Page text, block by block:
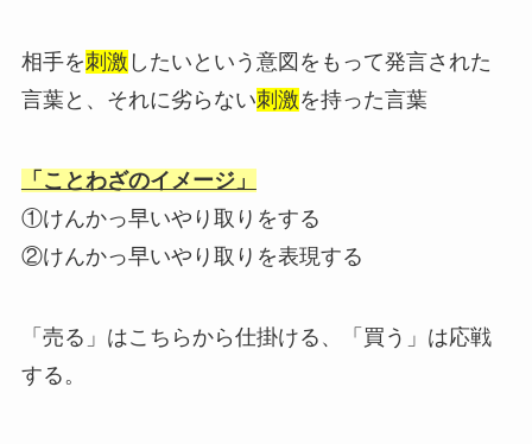
相手を刺激 したいという意図をもって発言された
言葉と、それに劣らない刺激を持った言葉
「ことわざのイメージ」
①けんかっ早いやり取りをする
②けんかっ早いやり取りを表現する
「売る」はこちらから仕掛ける、「買う」は応戦
する。